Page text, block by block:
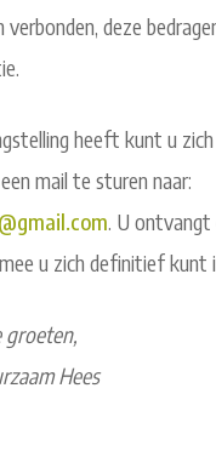
verbonden, deze
heeft kunt u
mail te sturen naar:
. U ontvangt
u zich definitief kunt
groeten,
Hees